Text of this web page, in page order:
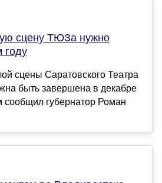
сцену ТЮЗа нужно
году
сцены Саратовского Театра
быть завершена в декабре
сообщил губернатор Роман